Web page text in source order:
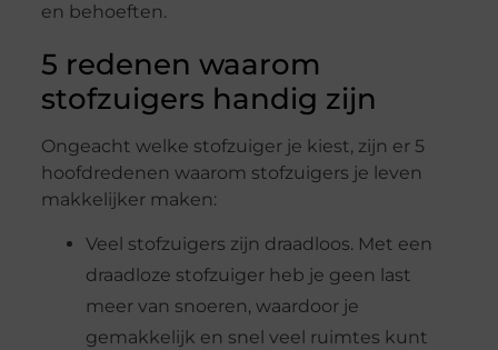
en behoeften.
5 redenen waarom
stofzuigers handig zijn
Ongeacht welke stofzuiger je kiest, zijn er 5
hoofdredenen waarom stofzuigers je leven
makkelijker maken:
Veel stofzuigers zijn draadloos. Met een
draadloze stofzuiger heb je geen last
meer van snoeren, waardoor je
gemakkelijk en snel veel ruimtes kunt